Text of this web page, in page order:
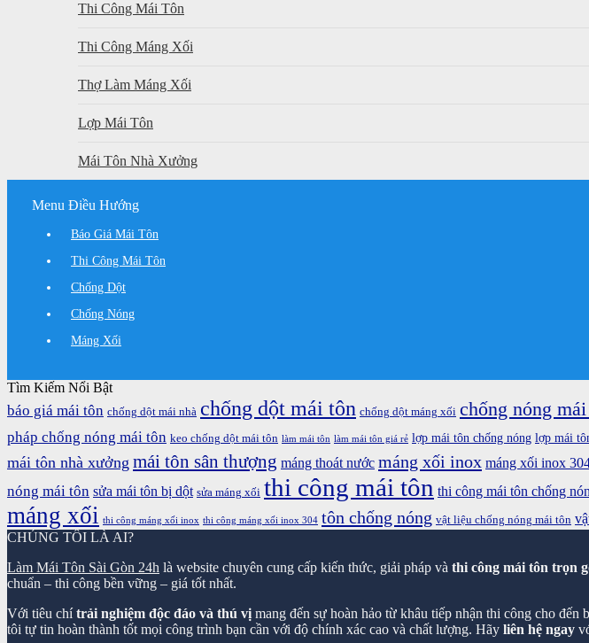
Thi Công Mái Tôn
Thi Công Máng Xối
Thợ Làm Máng Xối
Lợp Mái Tôn
Mái Tôn Nhà Xưởng
Menu Điều Hướng
Báo Giá Mái Tôn
Thi Công Mái Tôn
Chống Dột
Chống Nóng
Máng Xối
Tìm Kiếm Nổi Bật
báo giá mái tôn chống dột mái nhà chống dột mái tôn chống dột máng xối chống nóng
pháp chống nóng mái tôn keo chống dột mái tôn làm mái tôn làm mái tôn giá rẻ lợp mái tôn chống nóng lợp mái
mái tôn nhà xưởng mái tôn sân thượng máng thoát nước máng xối inox máng xối inox
nóng mái tôn sửa mái tôn bị dột sửa máng xối thi công mái tôn thi công mái tôn chống
máng xối thi công máng xối inox thi công máng xối inox 304 tôn chống nóng vật liệu chống nóng mái tôn
CHÚNG TÔI LÀ AI?
Làm Mái Tôn Sài Gòn 24h là website chuyên cung cấp kiến thức, giải pháp và thi công mái tôn trọn
chuẩn – thi công bền vững – giá tốt nhất.
Với tiêu chítrải nghiệm độc đáo và thú vị mang đến sự hoàn hảo từ khâu tiếp nhận thi công cho
tôi tự tin hoàn thành tốt mọi công trình bạn cần với độ chính xác cao và chất lượng. Hãy liên hệ ngay